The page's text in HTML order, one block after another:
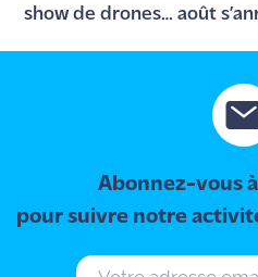
show de drones… août
Abonnez-vous
pour suivre notre